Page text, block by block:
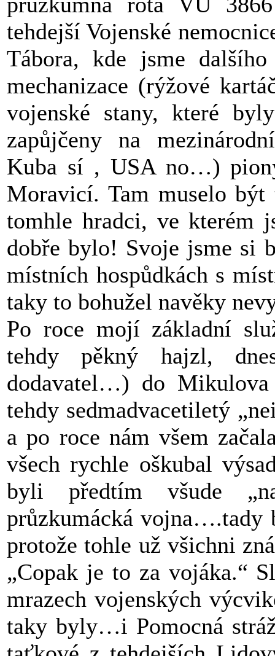
tehdejší Vojenské
Tábora, kde jsme
mechanizace (rýžové
vojenské stany, které
zapůjčeny na
Kuba sí , USA no…)
Moravicí. Tam muselo
tomhle hradci, ve kterém
dobře bylo! Svoje jsme si
místních hospůdkách s
taky to bohužel navěky
Po roce mojí základní
tehdy pěkný hajzl,
dodavatel…) do Mikulova
tehdy sedmadvacetiletý
a po roce nám všem
všech rychle oškubal
byli předtím všude
průzkumácká vojna….tady
protože tohle už všichni
„Copak je to za vojáka.“
mrazech vojenských
taky byly…i Pomocná